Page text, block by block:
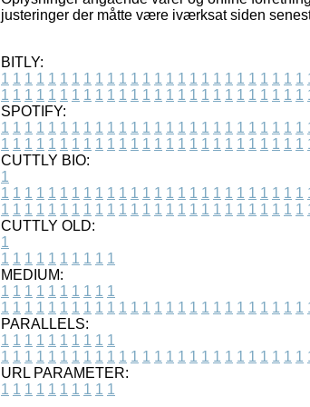
justeringer der måtte være iværksat siden
BITLY:
1 1 1 1 1 1 1 1 1 1 1 1 1 1 1 1 1 1 1 1 1 1 1 1 1 1
1 1 1 1 1 1 1 1 1 1 1 1 1 1 1 1 1 1 1 1 1 1 1 1 1 1
SPOTIFY:
1 1 1 1 1 1 1 1 1 1 1 1 1 1 1 1 1 1 1 1 1 1 1 1 1 1
1 1 1 1 1 1 1 1 1 1 1 1 1 1 1 1 1 1 1 1 1 1 1 1 1 1
CUTTLY BIO:
1
1 1 1 1 1 1 1 1 1 1 1 1 1 1 1 1 1 1 1 1 1 1 1 1 1 1
1 1 1 1 1 1 1 1 1 1 1 1 1 1 1 1 1 1 1 1 1 1 1 1 1 1
CUTTLY OLD:
1
1 1 1 1 1 1 1 1 1 1
MEDIUM:
1 1 1 1 1 1 1 1 1 1
1 1 1 1 1 1 1 1 1 1 1 1 1 1 1 1 1 1 1 1 1 1 1 1 1 1
PARALLELS:
1 1 1 1 1 1 1 1 1 1
1 1 1 1 1 1 1 1 1 1 1 1 1 1 1 1 1 1 1 1 1 1 1 1 1 1
URL PARAMETER:
1 1 1 1 1 1 1 1 1 1